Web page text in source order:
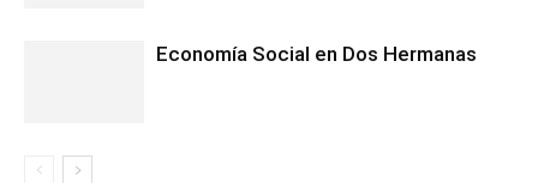
Economía Social en Dos Hermanas